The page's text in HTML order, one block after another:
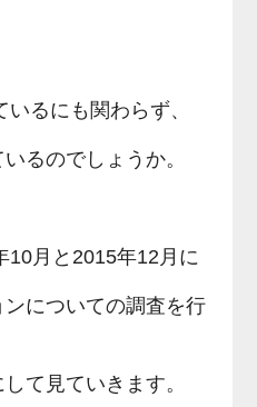
るにも関わらず、
るのでしょうか。
10月と2015年12月に
についての調査を行
て見ていきます。